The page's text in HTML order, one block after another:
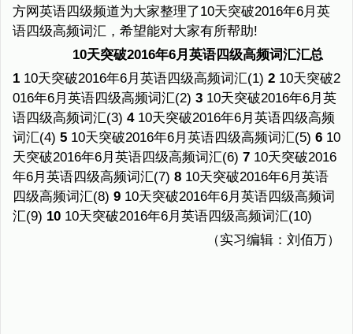
方网英语四级频道为大家整理了10天突破2016年6月英
语四级高频词汇，希望能对大家有所帮助!
10天突破2016年6月英语四级高频词汇汇总
1 10天突破2016年6月英语四级高频词汇(1) 2 10天突破2
016年6月英语四级高频词汇(2) 3 10天突破2016年6月英
语四级高频词汇(3) 410天突破2016年6月英语四级高频
词汇(4) 5 10天突破2016年6月英语四级高频词汇(5) 6 10
天突破2016年6月英语四级高频词汇(6) 7 10天突破2016
年6月英语四级高频词汇(7) 8 10天突破2016年6月英语
四级高频词汇(8) 9 10天突破2016年6月英语四级高频词
汇(9) 10 10天突破2016年6月英语四级高频词汇(10)
（实习编辑：刘佰万）